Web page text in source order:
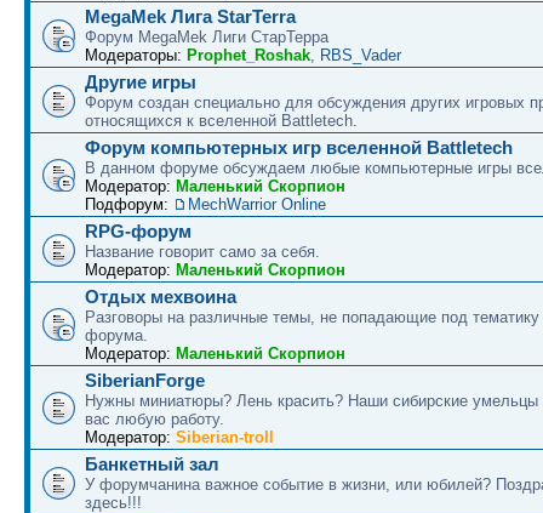
MegaMek Лига StarTerra
Форум МegaMek Лиги СтарТерра
Модераторы: Prophet_Roshak RBS_Vader
Другие игры
Форум создан специально для обсуждения других игровых
относящихся к вселенной Battletech.
Форум компьютерных игр вселенной Battletech
В данном форуме обсуждаем любые компьютерные игры
Модератор: Маленький Скорпион
Подфорум:
MechWarrior Online
RPG-форум
Название говорит само за себя.
Модератор: Маленький Скорпион
Отдых мехвоина
Разговоры на различные темы, не попадающие под тематику
форума.
Модератор: Маленький Скорпион
SiberianForge
Нужны миниатюры? Лень красить? Наши сибирские умельцы
вас любую работу.
Модератор: Siberian-troll
Банкетный зал
У форумчанина важное событие в жизни, или юбилей?
здесь!!!